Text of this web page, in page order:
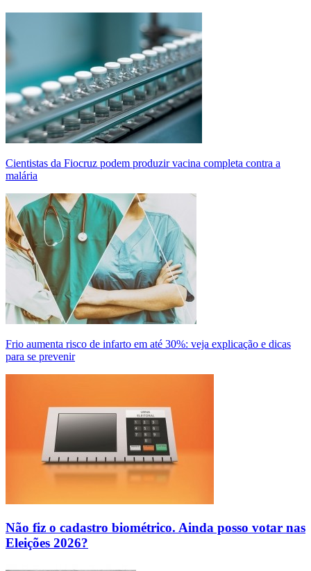
Cientistas da Fiocruz podem produzir vacina completa contra a
malária
Frio aumenta risco de infarto em até 30%: veja explicação e dicas
para se prevenir
Não fiz o cadastro biométrico. Ainda posso votar nas
Eleições 2026?